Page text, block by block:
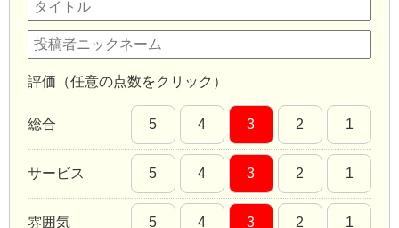
評価（任意の点数をクリック）
総合 5 4 3 2 1
サービス 5 4 3 2 1
雰囲気 5 4 3 2 1